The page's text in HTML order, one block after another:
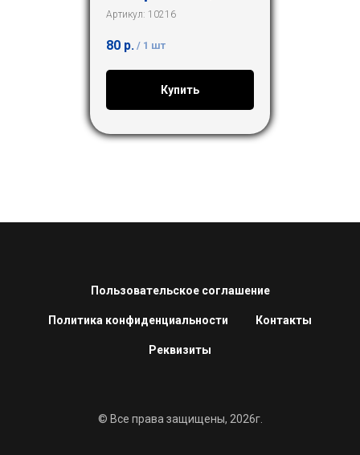
Артикул: 10216
80 р. / 1 шт
Купить
Пользовательское соглашение
Политика конфиденциальности Контакты
Реквизиты
© Все права защищены, 2026г.